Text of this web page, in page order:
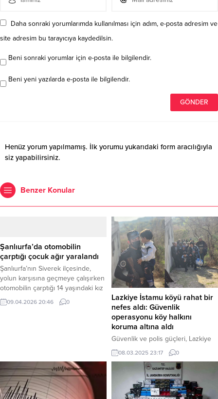
Daha sonraki yorumlarımda kullanılması için adım, e-posta adresim ve
site adresim bu tarayıcıya kaydedilsin.
Beni sonraki yorumlar için e-posta ile bilgilendir.
Beni yeni yazılarda e-posta ile bilgilendir.
Henüz yorum yapılmamış. İlk yorumu yukarıdaki form aracılığıyla
siz yapabilirsiniz.
Benzer Konular
Şanlıurfa’da otomobilin
çarptığı çocuk ağır yaralandı
Şanlıurfa’nın Siverek ilçesinde,
yolun karşısına geçmeye çalışırken
otomobilin çarptığı 14 yaşındaki kız
çocuğu hastaneye kaldırıldı. Küçük
kızın durumunun kritik olduğu
belirlenemeyen bir otomobil, seyir
halindeyken yolun karşısına
geçmek isteyen...
09.04.2026 20:46 0
Lazkiye İstamu köyü rahat bir
nefes aldı: Güvenlik
operasyonu köy halkını
koruma altına aldı
Güvenlik ve polis güçleri, Lazkiye
kırsalındaki İstamu köyünde
güvenlik operasyonlarına devam
ediyor. Yetkililer, operasyonların
devrik rejimin kalıntılarını takip ve
bölge sakinlerinin güvenliğini
08.03.2025 23:17 0